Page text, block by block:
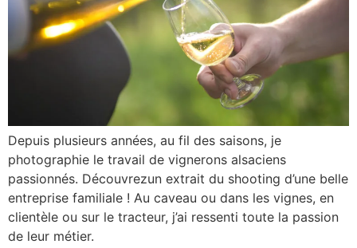
Depuis plusieurs années, au fil des saisons, je
photographie le travail de vignerons alsaciens
passionnés. Découvrezun extrait du shooting d’une belle
entreprise familiale ! Au caveau ou dans les vignes, en
clientèle ou sur le tracteur, j’ai ressenti toute la passion
de leur métier.